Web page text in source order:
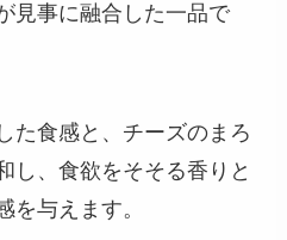
見事に融合した一品で
た食感と、チーズのまろ
し、食欲をそそる香りと
を与えます。